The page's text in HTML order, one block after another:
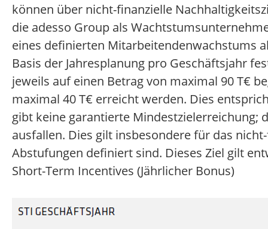
können über nicht-finanzielle
die adesso Group als
eines definierten Mitarbeitendenwachstums
Basis der Jahresplanung pro Geschäftsjahr
jeweils auf einen Betrag von maximal 90 T€
maximal 40 T€ erreicht werden. Dies
gibt keine garantierte Mindestzielerreichung;
ausfallen. Dies gilt insbesondere für das
Abstufungen definiert sind. Dieses Ziel gilt
Short-Term Incentives (Jährlicher Bonus)